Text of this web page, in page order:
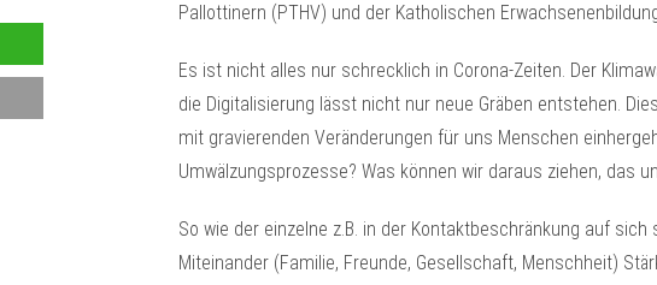
Pallottinern (PTHV) und der Katholischen
Es ist nicht alles nur schrecklich in Corona-Zeiten. Der
die Digitalisierung lässt nicht nur neue Gräben entstehen.
mit gravierenden Veränderungen für uns Menschen
Umwälzungsprozesse? Was können wir daraus ziehen, das
So wie der einzelne z.B. in der Kontaktbeschränkung auf
Miteinander (Familie, Freunde, Gesellschaft, Menschheit)